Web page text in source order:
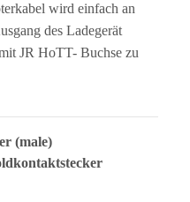
wird einfach an
des Ladegerät
JR HoTT- Buchse zu
(male)